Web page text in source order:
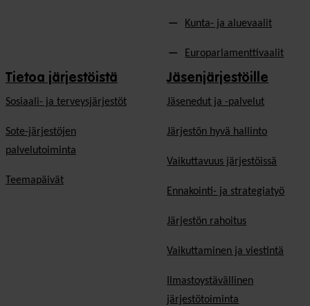
Kunta- ja aluevaalit
Europarlamenttivaalit
Tietoa järjestöistä
Sosiaali- ja terveysjärjestöt
Sote-järjestöjen
palvelutoiminta
Teemapäivät
Jäsenjärjestöille
Jäsen­edut ja -palvelut
Järjestön hyvä hallinto
Vaikuttavuus järjestöissä
Ennakointi- ja strategiatyö
Järjestön rahoitus
Vaikuttaminen ja viestintä
Ilmastoystävällinen
järjestötoiminta